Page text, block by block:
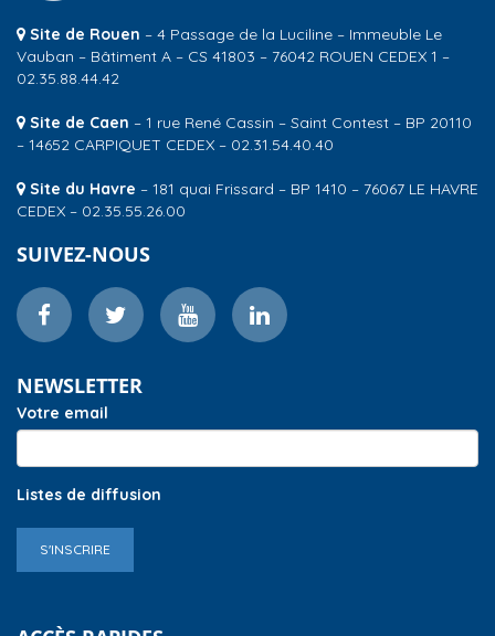
Site de Rouen – 4 Passage de la Luciline – Immeuble Le
Vauban – Bâtiment A – CS 41803 – 76042 ROUEN CEDEX 1 –
02.35.88.44.42
Site de Caen – 1 rue René Cassin – Saint Contest – BP 20110
– 14652 CARPIQUET CEDEX – 02.31.54.40.40
Site du Havre – 181 quai Frissard – BP 1410 – 76067 LE HAVRE
CEDEX – 02.35.55.26.00
SUIVEZ-NOUS
NEWSLETTER
Votre email
Listes de diffusion
S'INSCRIRE